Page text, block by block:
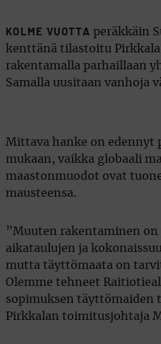
KOLME VUOTTA peräkkäin
kenttänä tilastoitu
rakentamalla parhaillaan
Samalla uusitaan vanhoja
Mittava hanke on edennyt
mukaan, vaikka globaali
maastonmuodot ovat
mausteensa.
”Muuten rakentaminen
aikataulujen ja
mutta täyttömaata on
Olemme tehneet
sopimuksen täyttömaiden
Pirkkalan toimitusjohtaja